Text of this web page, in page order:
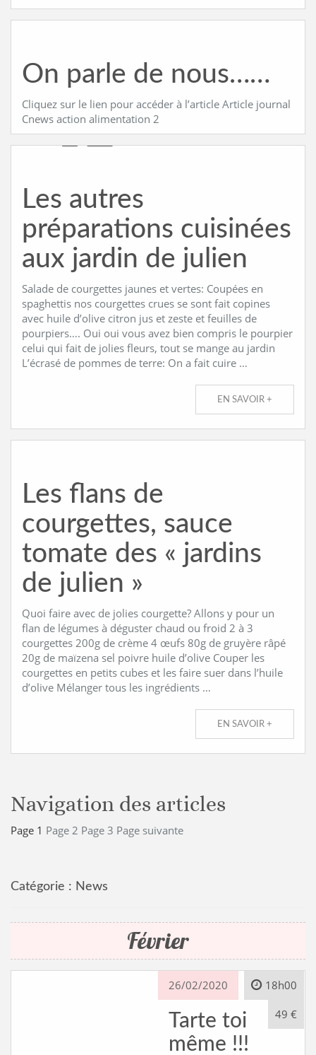
On parle de nous……
Cliquez sur le lien pour accéder à l’article Article journal
Cnews action alimentation 2
Les autres
préparations cuisinées
aux jardin de julien
Salade de courgettes jaunes et vertes: Coupées en
spaghettis nos courgettes crues se sont fait copines
avec huile d’olive citron jus et zeste et feuilles de
pourpiers…. Oui oui vous avez bien compris le pourpier
celui qui fait de jolies fleurs, tout se mange au jardin
L’écrasé de pommes de terre: On a fait cuire …
EN SAVOIR +
Les flans de
courgettes, sauce
tomate des « jardins
de julien »
Quoi faire avec de jolies courgette? Allons y pour un
flan de légumes à déguster chaud ou froid 2 à 3
courgettes 200g de crème 4 œufs 80g de gruyère râpé
20g de maïzena sel poivre huile d’olive Couper les
courgettes en petits cubes et les faire suer dans l’huile
d’olive Mélanger tous les ingrédients …
EN SAVOIR +
Navigation des articles
Page 1 Page 2 Page 3 Page suivante
Catégorie : News
Février
26/02/2020 18h00
49 €
Tarte toi
même !!!